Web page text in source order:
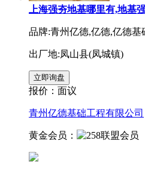
上海强夯地基哪里有,地基
品牌:青州亿德,亿德,亿德基
出厂地:凤山县(凤城镇)
报价： 面议
青州亿德基础工程有限公司
黄金会员：